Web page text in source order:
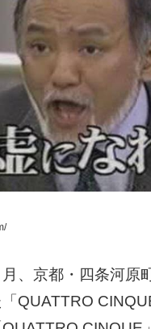
、京都・四条河原
QUATTRO